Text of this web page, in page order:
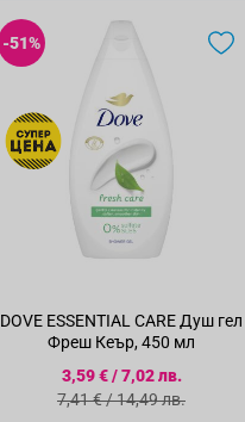
-51%
DOVE ESSENTIAL CARE Душ гел
Фреш Кеър, 450 мл
Специална цена
3,59 €/7,02 лв.
Стандартна цена
7,41 €/14,49 лв.